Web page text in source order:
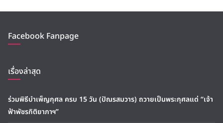
Facebook Fanpage
เรื่องล่าสุด
ร่วมพิธีบำเพ็ญกุศล ครบ 15 วัน (ปัณรสมวาร) ถวายเป็นพระกุศลแด่ “เจ้า
ฟ้าพัชรกิติยาภาฯ”